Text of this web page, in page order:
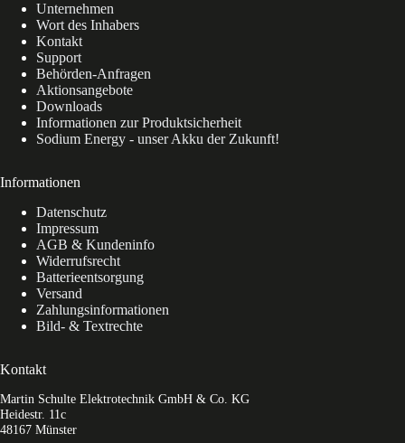
Unternehmen
Wort des Inhabers
Kontakt
Support
Behörden-Anfragen
Aktionsangebote
Downloads
Informationen zur Produktsicherheit
Sodium Energy - unser Akku der Zukunft!
Informationen
Datenschutz
Impressum
AGB & Kundeninfo
Widerrufsrecht
Batterieentsorgung
Versand
Zahlungsinformationen
Bild- & Textrechte
Kontakt
Martin Schulte Elektrotechnik GmbH & Co. KG
Heidestr. 11c
48167 Münster